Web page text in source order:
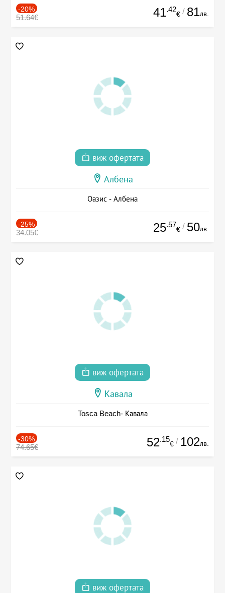
-20%
51.64€ 41.42
€ / 81лв.
виж офертата
Албена
Оазис - Албена
-25%
34.05€ 25.57
€ / 50лв.
виж офертата
Кавала
Tosca Beach- Кавала
-30%
74.65€ 52.15
€ / 102лв.
виж офертата